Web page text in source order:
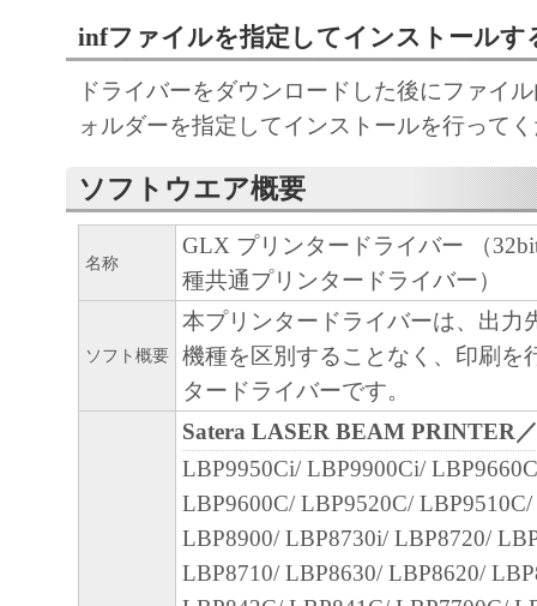
キヤノンのライセンサー、キヤノンの子会
関連会社、それらの販売代理店または販売
の可能性について知らされていた場合でも
(3) キヤノン、キヤノンのライセンサー、
店のいずれも、「本ソフトウェア」、また
ェア」の使用に起因または関連してお客様
に生じたいかなる紛争についても、一切責
のとします。
８．契約期間
(1) 本契約書は、お客様が、『同意』を示
クリックした時点、または「本ソフトウェ
ールした時点で発効し、下記(2)または(3)
まで有効に存続します。
(2) お客様は、「本ソフトウェア」および
てを廃棄および消去することにより、本契
ることができます。
infファイルを指定してインストールす
ドライバーをダウンロードした後にファイ
ォルダーを指定してインストールを行って
ソフトウエア概要
名称
GLX プリンタードライバー （
種共通プリンタードライバー）
ソフト概要
本プリンタードライバーは、出力
機種を区別することなく、印刷を
タードライバーです。
Satera LASER BEAM PRINTER
LBP9950Ci/ LBP9900Ci/
LBP9600C/ LBP9520C/
LBP8900/ LBP8730i/ LBP8720/
LBP8710/ LBP8630/ LBP8620/